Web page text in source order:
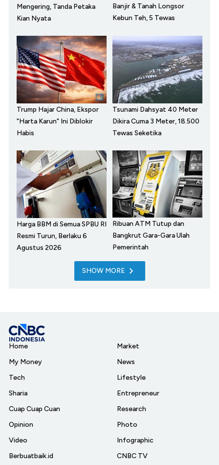
Mengering, Tanda Petaka
Kian Nyata
Banjir & Tanah Longsor
Kebun Teh, 5 Tewas
Trump Hajar China, Ekspor
"Harta Karun" Ini Diblokir
Habis
Tsunami Dahsyat 40 Meter
Dikira Cuma 3 Meter, 18.500
Tewas Seketika
Harga BBM di Semua SPBU RI
Resmi Turun, Berlaku 6
Agustus 2026
Ribuan ATM Tutup dan
Bangkrut Gara-Gara Ulah
Pemerintah
SHOW MORE
Home
My Money
Tech
Sharia
Cuap Cuap Cuan
Opinion
Video
Berbuatbaik.id
Market
News
Lifestyle
Entrepreneur
Research
Photo
Infographic
CNBC TV